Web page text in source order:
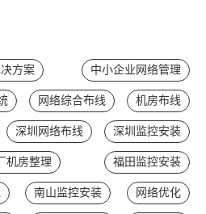
方案 中小企业网络管理
网络综合布线 机房布线
深圳网络布线 深圳监控安装
机房整理 福田监控安装
南山监控安装 网络优化